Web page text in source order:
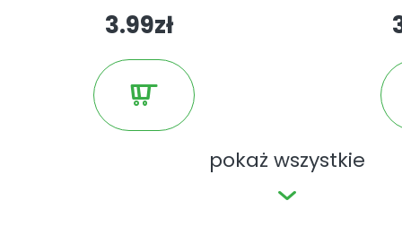
pokaż wszystkie
3.99zł